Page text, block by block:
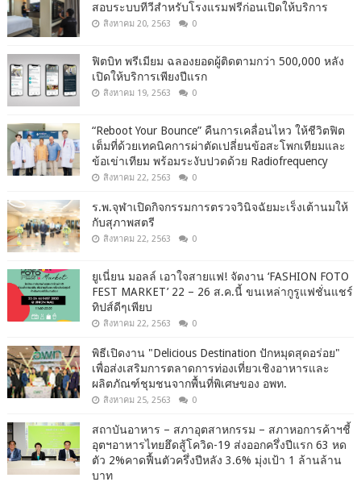
สอบระบบทีวีสำหรับโรงแรมฟรีก่อนเปิดให้บริการ
สิงหาคม 20, 2563 0
ฟิตบิท พรีเมียม ฉลองยอดผู้ติดตามกว่า 500,000 หลัง
เปิดให้บริการเพียงปีแรก
สิงหาคม 19, 2563 0
“Reboot Your Bounce” คืนการเคลื่อนไหว ให้ชีวิตฟิต
เต็มที่ด้วยเทคนิคการผ่าตัดเปลี่ยนข้อสะโพกเทียมและ
ข้อเข่าเทียม พร้อมระงับปวดด้วย Radiofrequency
สิงหาคม 22, 2563 0
ร.พ.จุฬาเปิดกิจกรรมการตรวจวินิจฉัยมะเร็งเต้านมให้
กับสุภาพสตรี
สิงหาคม 22, 2563 0
ยูเนี่ยน มอลล์ เอาใจสายแฟ! จัดงาน ‘FASHION FOTO
FEST MARKET’ 22 – 26 ส.ค.นี้ ขนเหล่ากูรูแฟชั่นแชร์
ทิปส์ดีๆเพียบ
สิงหาคม 22, 2563 0
พิธีเปิดงาน "Delicious Destination ปักหมุดสุดอร่อย"
เพื่อส่งเสริมการตลาดการท่องเที่ยวเชิงอาหารและ
ผลิตภัณฑ์ชุมชนจากพื้นที่พิเศษของ อพท.
สิงหาคม 25, 2563 0
สถาบันอาหาร – สภาอุตสาหกรรม – สภาหอการค้าฯชี้
อุตฯอาหารไทยฮึดสู้โควิด-19 ส่งออกครึ่งปีแรก 63 หด
ตัว 2%คาดฟื้นตัวครึ่งปีหลัง 3.6% มุ่งเป้า 1 ล้านล้าน
บาท